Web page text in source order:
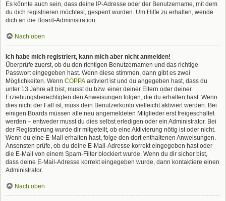
Es könnte auch sein, dass deine IP-Adresse oder der Benutzername, mit dem
du dich registrieren möchtest, gesperrt wurden. Um Hilfe zu erhalten, wende
dich an die Board-Administration.
Nach oben
Ich habe mich registriert, kann mich aber nicht anmelden!
Überprüfe zuerst, ob du den richtigen Benutzernamen und das richtige
Passwort eingegeben hast. Wenn diese stimmen, dann gibt es zwei
Möglichkeiten. Wenn COPPA aktiviert ist und du angegeben hast, dass du
unter 13 Jahre alt bist, musst du bzw. einer deiner Eltern oder deiner
Erziehungsberechtigten den Anweisungen folgen, die du erhalten hast. Wenn
dies nicht der Fall ist, muss dein Benutzerkonto vielleicht aktiviert werden. Bei
einigen Boards müssen alle neu angemeldeten Mitglieder erst freigeschaltet
werden – entweder musst du dies selbst erledigen oder ein Administrator. Bei
der Registrierung wurde dir mitgeteilt, ob eine Aktivierung nötig ist oder nicht.
Wenn du eine E-Mail erhalten hast, folge den dort enthaltenen Anweisungen.
Ansonsten prüfe, ob du deine E-Mail-Adresse korrekt eingegeben hast oder
die E-Mail von einem Spam-Filter blockiert wurde. Wenn du dir sicher bist,
dass deine E-Mail-Adresse korrekt eingegeben wurde, dann kontaktiere einen
Administrator.
Nach oben